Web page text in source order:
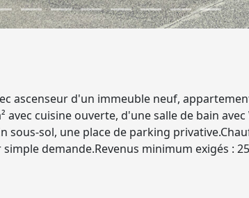
ascenseur d'un immeuble neuf,
cuisine ouverte, d'une salle de bain
sous-sol, une place de parking
demande.Revenus minimum exigés :